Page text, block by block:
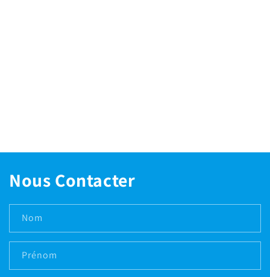
Nous Contacter
Nom
Prénom